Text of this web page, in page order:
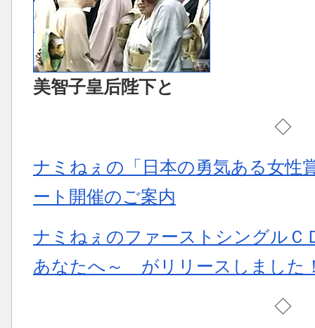
美智子皇后陛下と
◇
ナミねぇの「日本の勇気ある女性
ート開催のご案内
ナミねぇのファーストシングルＣ
あなたへ～ がリリースしました
◇